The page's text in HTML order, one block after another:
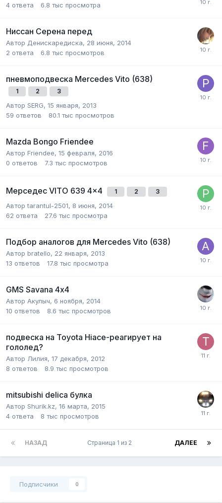
4 ответа 6.8 тыс просмотра
Ниссан Серена перед
Автор Денискаредиска, 28 июня, 2014
2 ответа 6.8 тыс просмотров
пневмоподвеска Mercedes Vito (638)
1 2 3
Автор SERG, 15 января, 2013
59 ответов 80.1 тыс просмотров
Mazda Bongo Friendee
Автор Friendee, 15 февраля, 2016
0 ответов 7.3 тыс просмотров
Мерседес VITO 639 4x4 1 2 3
Авторtarantul-2501, 8 июня, 2014
62 ответа 27.6 тыс просмотра
Подбор аналогов для Mercedes Vito (638)
Автор bratello, 22 января, 2013
13 ответов 17.8 тыс просмотра
GMS Savana 4х4
Автор Акулыч, 6 ноября, 2014
10 ответов 8.6 тыс просмотров
подвеска на Toyota Hiace-реагирует на
гололед?
Автор Лилия, 17 декабря, 2012
8 ответов 8.9 тыс просмотров
mitsubishi delica булка
Автор Shurik.kz, 16 марта, 2015
4 ответа 8 тыс просмотров
НАЗАД ДАЛЕЕ
Страница 1 из 2
Подписчики 0